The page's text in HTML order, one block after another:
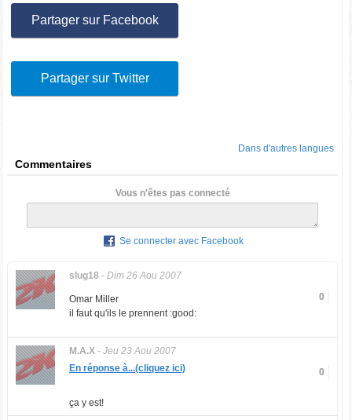
Partager sur Facebook
Partager sur Twitter
Dans d'autres langues
Commentaires
Vous n'êtes pas connecté
Se connecter avec Facebook
slug18 - Dim 26 Aou 2007
0
Omar Miller
il faut qu'ils le prennent :good:
M.A.X- Jeu 23 Aou 2007
0
En réponse à...(cliquez ici)
ça y est!